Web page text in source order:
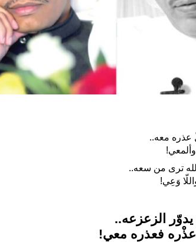
عذره معه..
ترى من سعه..
وَعِي!
الزعزعه..
فعذره معي!